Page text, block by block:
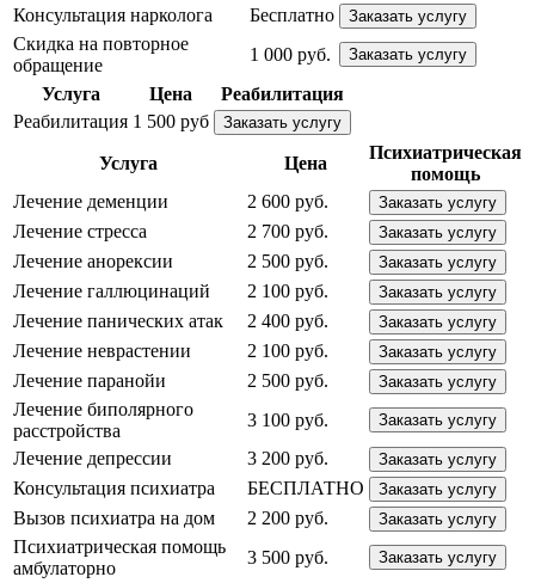
Консультация нарколога
Бесплатно Заказать услугу
Скидка на повторное
обращение
1 000 руб. Заказать услугу
Услуга Цена
Реабилитация
Реабилитация 1 500 руб Заказать услугу
Услуга Цена
Психиатрическая
помощь
Лечение деменции
2 600 руб. Заказать услугу
Лечение стресса 2 700 руб. Заказать услугу
Лечение анорексии 2 500 руб. Заказать услугу
Лечение галлюцинаций 2 100 руб. Заказать услугу
Лечение панических атак 2 400 руб. Заказать услугу
Лечение неврастении 2 100 руб. Заказать услугу
Лечение паранойи 2 500 руб. Заказать услугу
Лечение биполярного
расстройства
3 100 руб. Заказать услугу
Лечение депрессии 3 200 руб. Заказать услугу
Консультация психиатра БЕСПЛАТНО Заказать услугу
Вызов психиатра на дом 2 200 руб. Заказать услугу
Психиатрическая помощь
амбулаторно
3 500 руб. Заказать услугу